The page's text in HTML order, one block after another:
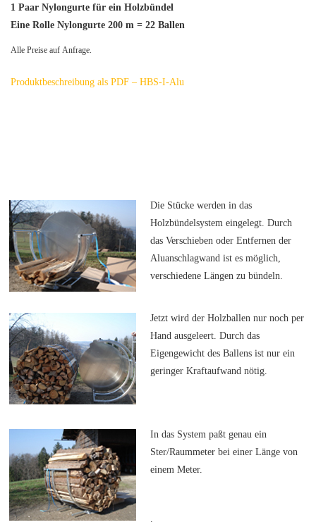
1 Paar Nylongurte für ein Holzbündel
Eine Rolle Nylongurte 200 m = 22 Ballen
Alle Preise auf Anfrage.
Produktbeschreibung als PDF – HBS-I-Alu
Die Stücke werden in das
Holzbündelsystem eingelegt. Durch
das Verschieben oder Entfernen der
Aluanschlagwand ist es möglich,
verschiedene Längen zu bündeln.
Jetzt wird der Holzballen nur noch per
Hand ausgeleert. Durch das
Eigengewicht des Ballens ist nur ein
geringer Kraftaufwand nötig.
In das System paßt genau ein
Ster/Raummeter bei einer Länge von
einem Meter.